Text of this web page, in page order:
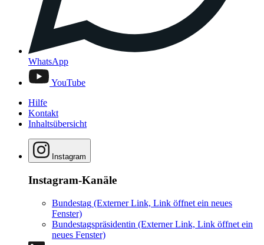
WhatsApp
YouTube
Hilfe
Kontakt
Inhaltsübersicht
Instagram
Instagram-Kanäle
Bundestag (Externer Link, Link öffnet ein neues
Fenster)
Bundestagspräsidentin (Externer Link, Link öffnet ein
neues Fenster)